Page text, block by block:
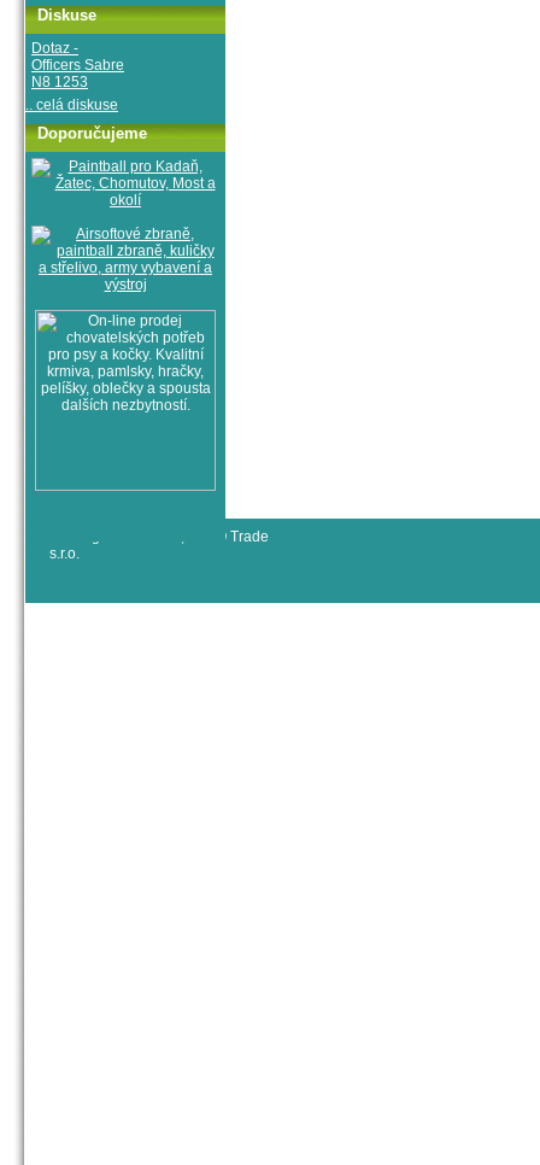
Diskuse
Dotaz -
Officers Sabre
N8 1253
.. celá diskuse
Doporučujeme
© All rights reserved, RYJO Trade
s.r.o.